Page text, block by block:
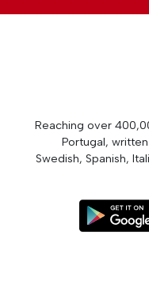
Reaching over
Portugal,
Swedish, Spanish,